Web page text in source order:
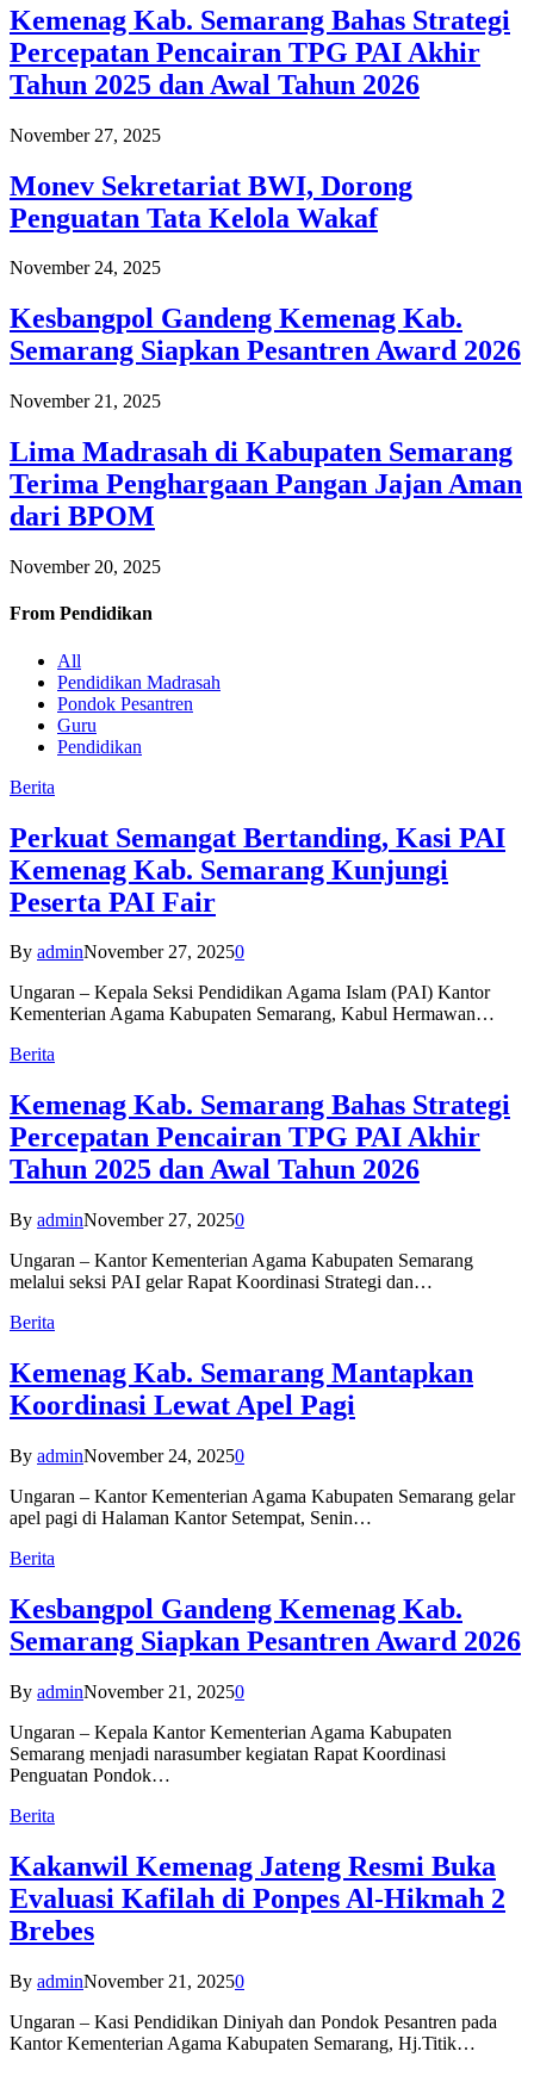
Kemenag Kab. Semarang Bahas Strategi
Percepatan Pencairan TPG PAI Akhir
Tahun 2025 dan Awal Tahun 2026
November 27, 2025
Monev Sekretariat BWI, Dorong
Penguatan Tata Kelola Wakaf
November 24, 2025
Kesbangpol Gandeng Kemenag Kab.
Semarang Siapkan Pesantren Award 2026
November 21, 2025
Lima Madrasah di Kabupaten Semarang
Terima Penghargaan Pangan Jajan Aman
dari BPOM
November 20, 2025
From Pendidikan
All
Pendidikan Madrasah
Pondok Pesantren
Guru
Pendidikan
Berita
Perkuat Semangat Bertanding, Kasi PAI
Kemenag Kab. Semarang Kunjungi
Peserta PAI Fair
By adminNovember 27, 20250
Ungaran – Kepala Seksi Pendidikan Agama Islam (PAI) Kantor
Kementerian Agama Kabupaten Semarang, Kabul Hermawan…
Berita
Kemenag Kab. Semarang Bahas Strategi
Percepatan Pencairan TPG PAI Akhir
Tahun 2025 dan Awal Tahun 2026
By adminNovember 27, 20250
Ungaran – Kantor Kementerian Agama Kabupaten Semarang
melalui seksi PAI gelar Rapat Koordinasi Strategi dan…
Berita
Kemenag Kab. Semarang Mantapkan
Koordinasi Lewat Apel Pagi
By adminNovember 24, 20250
Ungaran – Kantor Kementerian Agama Kabupaten Semarang gelar
apel pagi di Halaman Kantor Setempat, Senin…
Berita
Kesbangpol Gandeng Kemenag Kab.
Semarang Siapkan Pesantren Award 2026
By adminNovember 21, 20250
Ungaran – Kepala Kantor Kementerian Agama Kabupaten
Semarang menjadi narasumber kegiatan Rapat Koordinasi
Penguatan Pondok…
Berita
Kakanwil Kemenag Jateng Resmi Buka
Evaluasi Kafilah di Ponpes Al-Hikmah 2
Brebes
By adminNovember 21, 20250
Ungaran – Kasi Pendidikan Diniyah dan Pondok Pesantren pada
Kantor Kementerian Agama Kabupaten Semarang, Hj.Titik…